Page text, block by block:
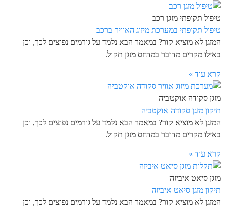
טיפול תקופתי מזגן רכב
טיפול תקופתי במערכת מיזוג האוויר ברכב
המזגן לא מוציא קור? במאמר הבא נלמד על גורמים נפוצים לכך, וכן
באילו מקרים מדובר במדחס מזגן תקול.
קרא עוד »
מזגן סקודה אוקטביה
תיקון מזגן סקודה אוקטביה
המזגן לא מוציא קור? במאמר הבא נלמד על גורמים נפוצים לכך, וכן
באילו מקרים מדובר במדחס מזגן תקול.
קרא עוד »
מזגן סיאט איביזה
תיקון מזגן סיאט איביזה
המזגן לא מוציא קור? במאמר הבא נלמד על גורמים נפוצים לכך, וכן